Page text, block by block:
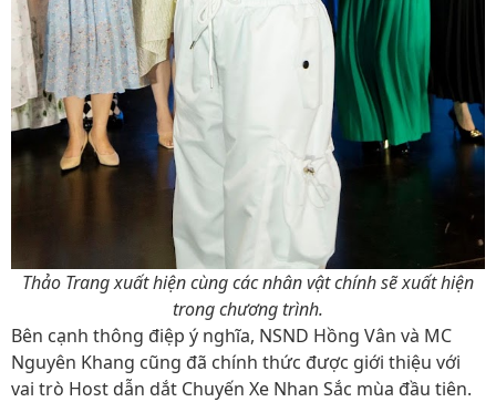
Thảo Trang xuất hiện cùng các nhân vật chính sẽ xuất hiện
trong chương trình.
Bên cạnh thông điệp ý nghĩa, NSND Hồng Vân và MC
Nguyên Khang cũng đã chính thức được giới thiệu với
vai trò Host dẫn dắt Chuyến Xe Nhan Sắc mùa đầu tiên.